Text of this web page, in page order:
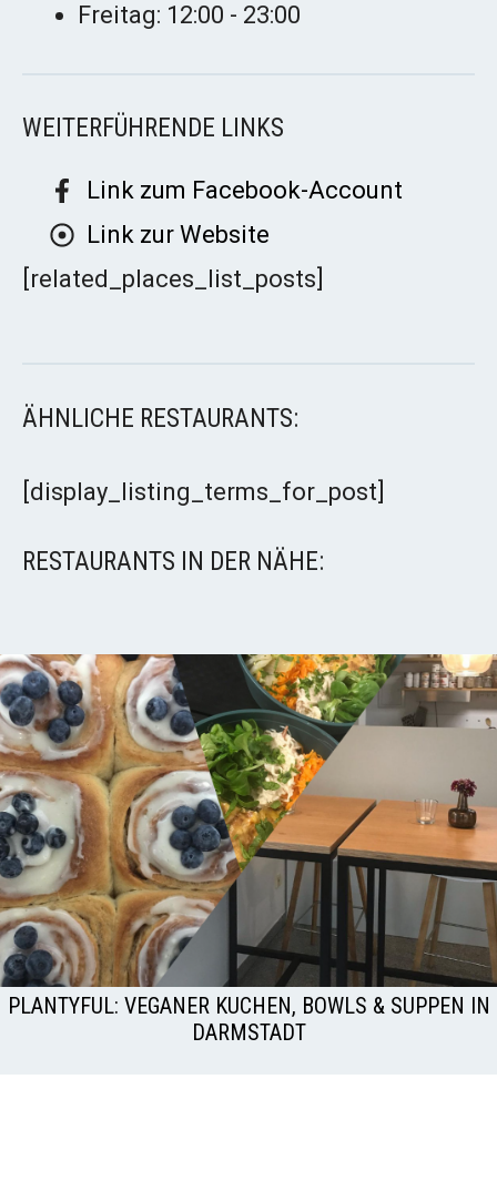
Freitag: 12:00 - 23:00
WEITERFÜHRENDE LINKS
Link zum Facebook-Account
Link zur Website
[related_places_list_posts]
ÄHNLICHE RESTAURANTS:
[display_listing_terms_for_post]
RESTAURANTS IN DER NÄHE:
PLANTYFUL: VEGANER KUCHEN, BOWLS & SUPPEN IN
DARMSTADT